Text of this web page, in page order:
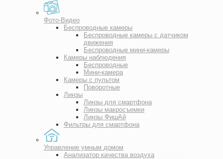
Фото-Видео
Беспроводные камеры
Беспроводные камеры с датчиком
движения
Беспроводные мини-камеры
Камеры наблюдения
Беспроводные
Мини-камера
Камеры с пультом
Поворотные
Линзы
Линзы для смартфона
Линзы макросъемки
Линзы ФишАй
Фильтры для смартфона
Управление умным домом
Анализатор качества воздуха